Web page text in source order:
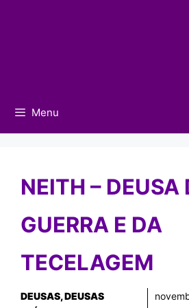
Menu
NEITH – DEUSA
GUERRA E DA
TECELAGEM
DEUSAS,DEUSAS